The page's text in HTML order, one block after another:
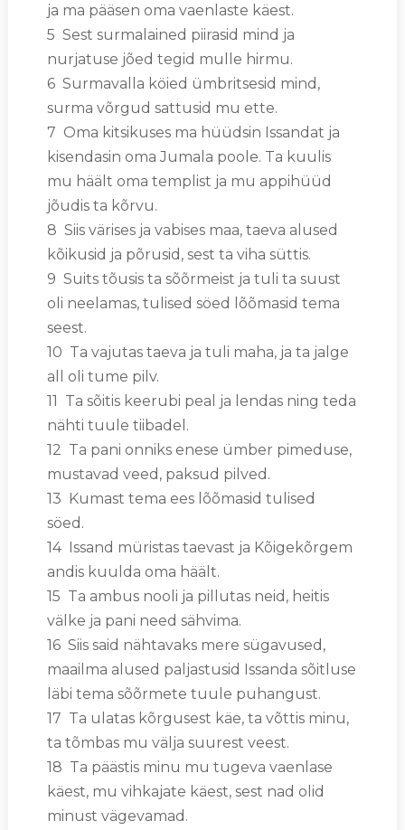
ja ma pääsen oma vaenlaste käest.
5 Sest surmalained piirasid mind ja
nurjatuse jõed tegid mulle hirmu.
6 Surmavalla köied ümbritsesid mind,
surma võrgud sattusid mu ette.
7 Oma kitsikuses ma hüüdsin Issandat ja
kisendasin oma Jumala poole. Ta kuulis
mu häält oma templist ja mu appihüüd
jõudis ta kõrvu.
8 Siis värises ja vabises maa, taeva alused
kõikusid ja põrusid, sest ta viha süttis.
9 Suits tõusis ta sõõrmeist ja tuli ta suust
oli neelamas, tulised söed lõõmasid tema
seest.
10 Ta vajutas taeva ja tuli maha, ja ta jalge
all oli tume pilv.
11 Ta sõitis keerubi peal ja lendas ning teda
nähti tuule tiibadel.
12 Ta pani onniks enese ümber pimeduse,
mustavad veed, paksud pilved.
13 Kumast tema ees lõõmasid tulised
söed.
14 Issand müristas taevast ja Kõigekõrgem
andis kuulda oma häält.
15 Ta ambus nooli ja pillutas neid, heitis
välke ja pani need sähvima.
16 Siis said nähtavaks mere sügavused,
maailma alused paljastusid Issanda sõitluse
läbi tema sõõrmete tuule puhangust.
17 Ta ulatas kõrgusest käe, ta võttis minu,
ta tõmbas mu välja suurest veest.
18 Ta päästis minu mu tugeva vaenlase
käest, mu vihkajate käest, sest nad olid
minust vägevamad.